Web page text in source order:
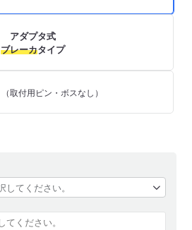
アダプタ式
ブレーカタイプ
（取付用ピン・ボスなし）